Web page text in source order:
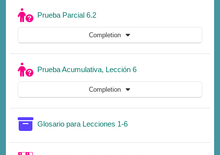
Prueba Parcial 6.2Quiz
Completion
Prueba Acumulativa, Lección 6Quiz
Completion
Glosario para Lecciones 1-6Glossary